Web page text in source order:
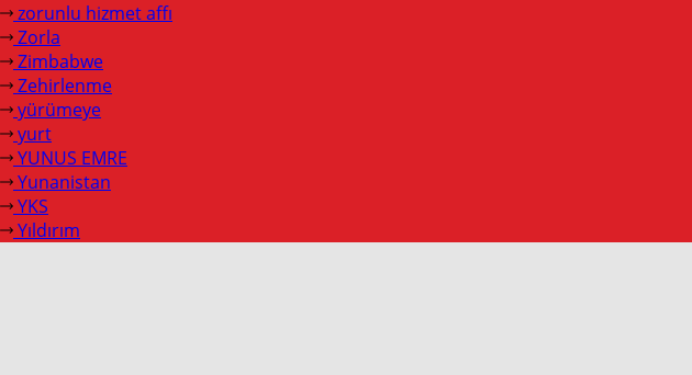
zorunlu hizmet affı
Zorla
Zimbabwe
Zehirlenme
yürümeye
yurt
YUNUS EMRE
Yunanistan
YKS
Yıldırım